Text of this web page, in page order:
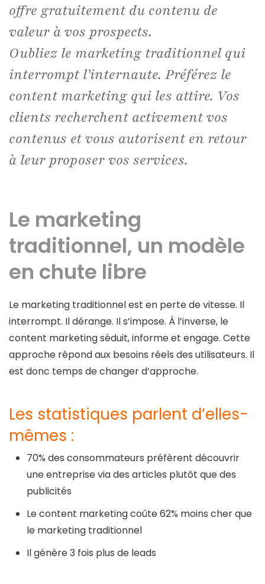
offre gratuitement du contenu de
valeur à vos prospects.
Oubliez le marketing traditionnel qui
interrompt l’internaute. Préférez le
content marketing qui les attire. Vos
clients recherchent activement vos
contenus et vous autorisent en retour
à leur proposer vos services.
Le marketing
traditionnel, un modèle
en chute libre
Le marketing traditionnel est en perte de vitesse. Il
interrompt. Il dérange. Il s’impose. À l’inverse, le
content marketing séduit, informe et engage. Cette
approche répond aux besoins réels des utilisateurs. Il
est donc temps de changer d’approche.
Les statistiques parlent d’elles-
mêmes :
70% des consommateurs préfèrent découvrir
une entreprise via des articles plutôt que des
publicités
Le content marketing coûte 62% moins cher que
le marketing traditionnel
Il génère 3 fois plus de leads